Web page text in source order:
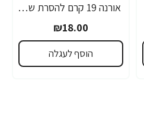
אורנה 19 קרם להסרת שיער לקו הביקיני 90 מ"ל
₪18.00
הוסף לעגלה